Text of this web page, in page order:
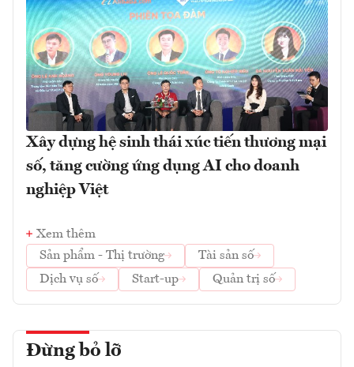
Xây dựng hệ sinh thái xúc tiến thương mại
số, tăng cường ứng dụng AI cho doanh
nghiệp Việt
Xem thêm
Sản phẩm - Thị trường
Tài sản số
Dịch vụ số
Start-up Quản trị số
Đừng bỏ lỡ